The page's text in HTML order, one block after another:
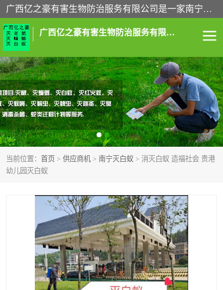
广西亿之豪有害生物防治服务有限公司是一家南宁灭鼠公司、灭蟑螂公司，南宁杀虫公司，南宁除虫公司，南宁灭跳蚤公司，南宁灭白蚁公司，南宁除四害公司,广西亿之豪有害生物防治服务有限公司专业灭蟑螂,除臭虫,其他害虫,服务上门,安全环保,售后保障,一次消杀，竭诚为您服务.
广西亿之豪有害生物防治服务有限公司
当前位置： 首页 > 供应商机 > 南宁灭白蚁 > 消灭白蚁 造福社会 贵港
幼儿园灭白蚁
南宁灭白蚁 南宁灭老鼠
南宁灭蟑螂 南宁杀虫
南宁除四害 南宁消杀
南宁除虫公司